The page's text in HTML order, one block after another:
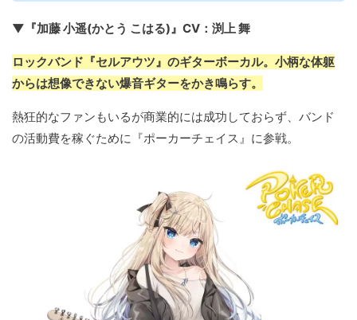
▼『加藤 小遥(かとう こはる)』CV：渕上 舞
ロックバンド『セルアウツ』のギターボーカル。小柄な体躯
からは想像できない爆音ギターをかき鳴らす。
熱狂的なファンもいるが商業的には成功しておらず、バンド
の活動費を稼ぐために『ポーカーチェイス』に参戦。